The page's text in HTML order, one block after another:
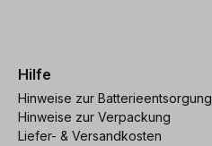
Hilfe
Hinweise zur Batterieentsorgung
Hinweise zur Verpackung
Liefer- & Versandkosten